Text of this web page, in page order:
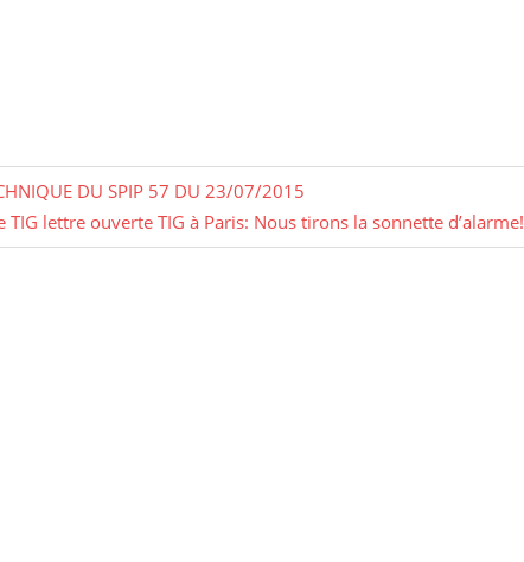
DU SPIP 57 DU 23/07/2015
TIG lettre ouverte TIG à Paris: Nous tirons la sonnette d’alarme!